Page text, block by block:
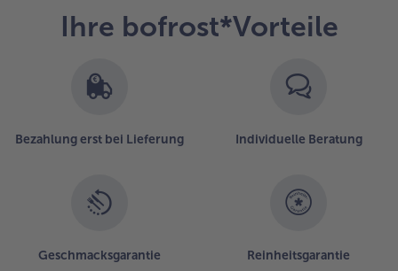
Ihre bofrost*Vorteile
Bezahlung erst bei Lieferung Individuelle Beratung
Geschmacksgarantie Reinheitsgarantie